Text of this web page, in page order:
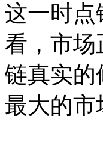
这一时
看，市场
链真实的
最大的市